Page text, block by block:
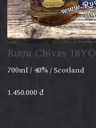
Rượu Chivas 18YO
700ml / 40% / Scotland
1.450.000 đ